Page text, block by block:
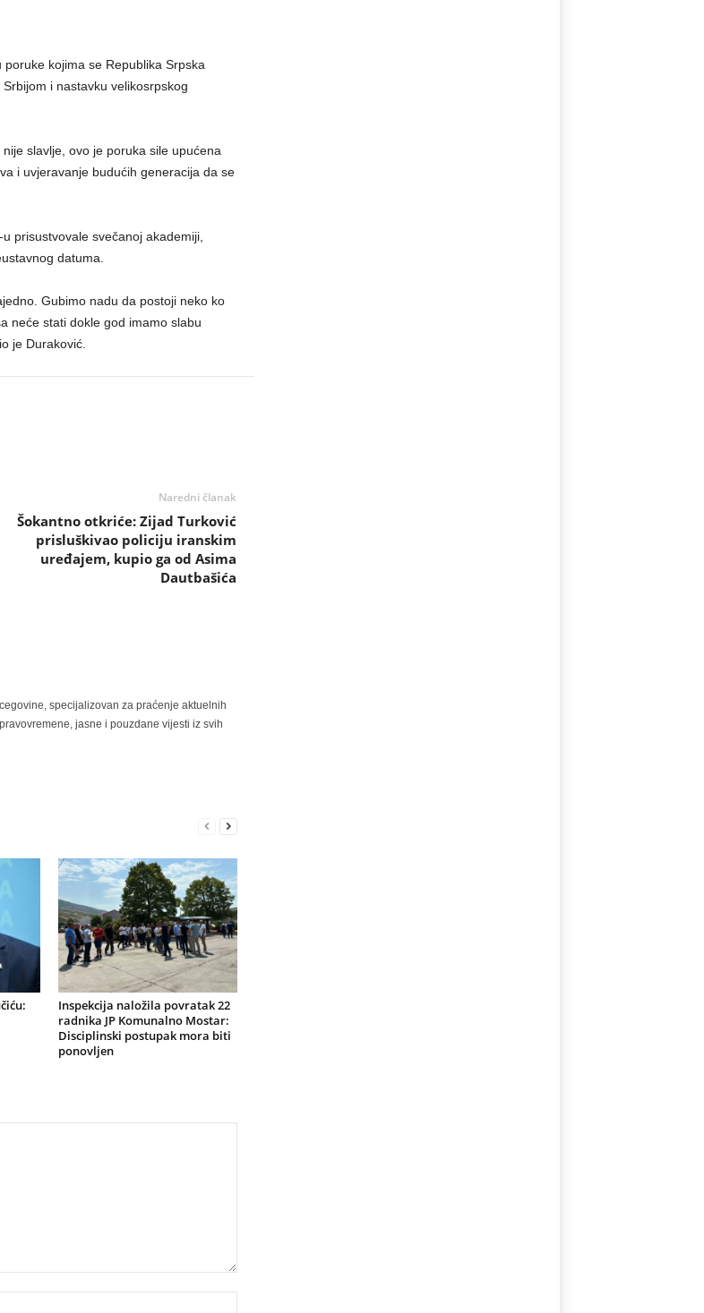
kojima se Republika Srpska
i nastavku velikosrpskog
slavlje, ovo je poruka sile upućena
i uvjeravanje budućih generacija da se
prisustvovale svečanoj akademiji,
datuma.
Gubimo nadu da postoji neko ko
neće stati dokle god imamo slabu
je Duraković.
Naredni članak
Šokantno otkriće: Zijad Turković
prisluškivao policiju iranskim
uređajem, kupio ga od Asima
Dautbašića
specijalizovan za praćenje aktuelnih
jasne i pouzdane vijesti iz svih
Inspekcija naložila povratak 22
radnika JP Komunalno Mostar:
Disciplinski postupak mora biti
ponovljen